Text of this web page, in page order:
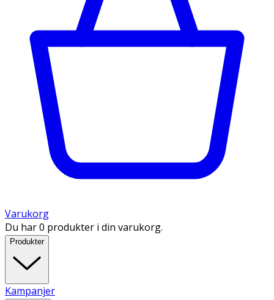
Varukorg
Du har 0 produkter i din varukorg.
Produkter
Kampanjer